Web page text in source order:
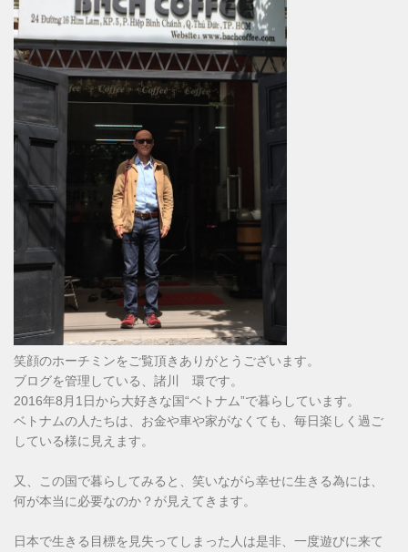
笑顔のホーチミンをご覧頂きありがとうございます。
ブログを管理している、諸川 環です。
2016年8月1日から大好きな国“ベトナム”で暮らしています。
ベトナムの人たちは、お金や車や家がなくても、毎日楽しく過ご
している様に見えます。
又、この国で暮らしてみると、笑いながら幸せに生きる為には、
何が本当に必要なのか？が見えてきます。
日本で生きる目標を見失ってしまった人は是非、一度遊びに来て